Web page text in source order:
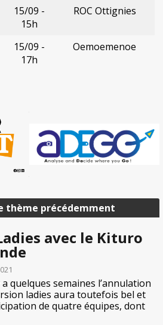
15/09 -
15h
ROC Ottignies
15/09 -
17h
Oemoemenoe
thème précédemment
avec le Kituro
quelques semaines l’annulation
ladies aura toutefois bel et
de quatre équipes, dont